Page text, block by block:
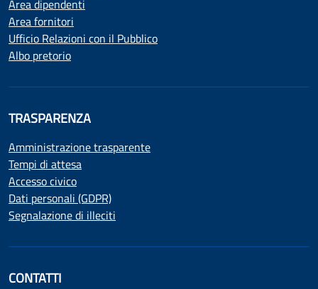
Area dipendenti
Area fornitori
Ufficio Relazioni con il Pubblico
Albo pretorio
TRASPARENZA
Amministrazione trasparente
Tempi di attesa
Accesso civico
Dati personali (GDPR)
Segnalazione di illeciti
CONTATTI